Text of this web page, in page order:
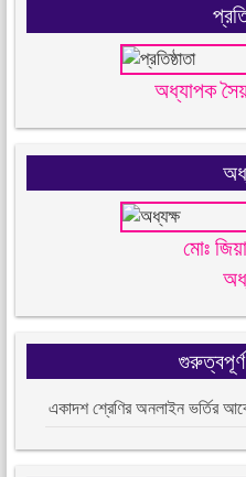
অধ্যাপক
মোঃ
একাদশ শ্রেণির অনলাইন ভর্তির